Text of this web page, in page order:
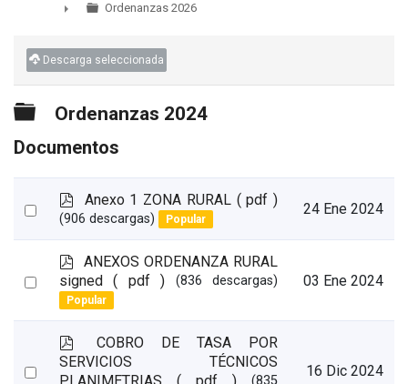
Ordenanzas 2026
Descarga seleccionada
Carpeta
Ordenanzas 2024
Documentos
Select
p
d
Anexo 1 ZONA RURAL ( pdf )
(906 descargas) Popular
24 Ene 2024
Select
p
d
f
ANEXOS ORDENANZA RURAL
signed
( pdf ) (836 descargas)
Popular
03 Ene 2024
Select
p
d
f
COBRO DE TASA POR
SERVICIOS TÉCNICOS
(835
16 Dic 2024